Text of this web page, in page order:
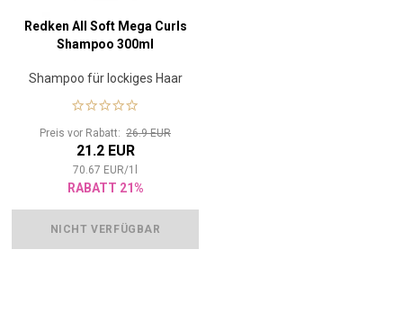
Redken All Soft Mega Curls
Shampoo 300ml
Shampoo für lockiges Haar
Preis vor Rabatt: 26.9 EUR
21.2 EUR
70.67 EUR/1
RABATT 21%
NICHT VERFÜGBAR